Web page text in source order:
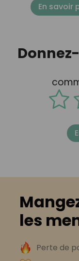
En savoir
les
Perte de